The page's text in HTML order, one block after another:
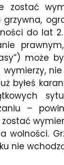
zostać
grzywna,
do lat
może
byłeś
–
wolności.
nie